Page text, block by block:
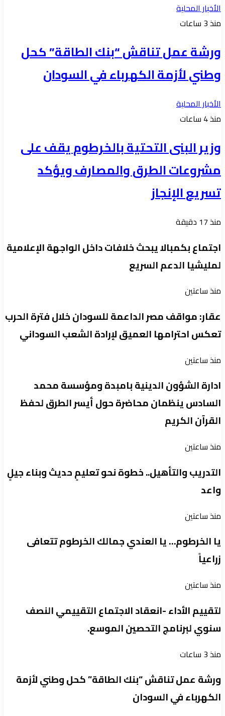
الأخبار المحلية
منذ 3 ساعات
ورشة عمل تناقش “بنك الطاقة” كحل
وطني لأزمة الكهرباء في السودان
الأخبار المحلية
منذ 4 ساعات
وزير البنى التحتية بالخرطوم يقف على
مشروعات الطرق والمصارف ويؤكد
تسريع الإنجاز
منذ 17 دقيقة
اجتماع بكمبالا يبحث خلافات داخل الواجهة الإعلامية
لمليشيا الدعم السريع
منذ ساعتين
عقار: مواقف مصر الداعمة للسودان خلال فترة الحرب
تعكس احترامها العميق لإرادة الشعب السوداني
منذ ساعتين
ادارة الشؤون الدينية بامبدة ومؤسسة محمد
السادس ينظمان محاضرة حول أيسر الطرق لحفظ
القرآن الكريم
منذ ساعتين
التدريب والتأهيل.. خطوة نحو تعليمٍ حديث وبناء جيلٍ
واعد
منذ ساعتين
يا الخرطوم… يا العندي جمالك الخرطوم تتعافى
زراعياً
منذ ساعتين
لتقييم الأداء -انعقاد الاجتماع التقييمي النصف
سنوي لبرنامج التحصين الموسع.
منذ 3 ساعات
ورشة عمل تناقش “بنك الطاقة” كحل وطني لأزمة
الكهرباء في السودان